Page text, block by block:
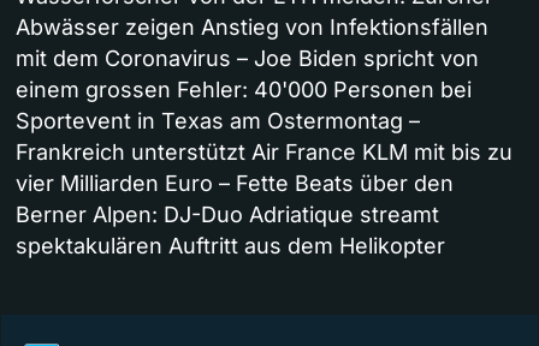
Abwässer zeigen Anstieg von Infektionsfällen
mit dem Coronavirus – Joe Biden spricht von
einem grossen Fehler: 40'000 Personen bei
Sportevent in Texas am Ostermontag –
Frankreich unterstützt Air France KLM mit bis zu
vier Milliarden Euro – Fette Beats über den
Berner Alpen: DJ-Duo Adriatique streamt
spektakulären Auftritt aus dem Helikopter